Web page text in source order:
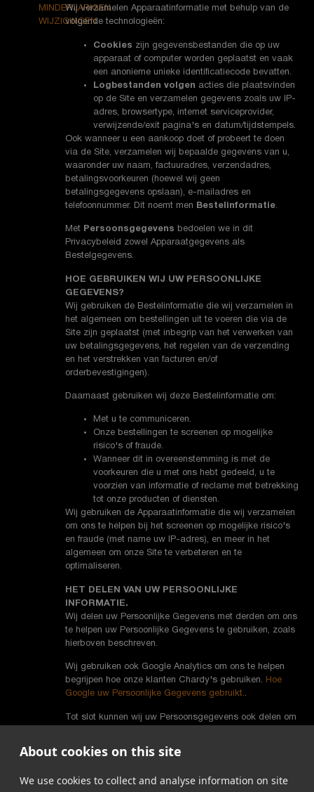
MINDERJARIGEN.
WIJZIGINGEN.
Wij verzamelen Apparaatinformatie met behulp van de
volgende technologieën:
Cookies zijn gegevensbestanden die op uw
apparaat of computer worden geplaatst en vaak
een anonieme unieke identificatiecode bevatten.
Logbestanden volgen acties die plaatsvinden
op de Site en verzamelen gegevens zoals uw IP-
adres, browsertype, internet serviceprovider,
verwijzende/exit pagina's en datum/tijdstempels.
Ook wanneer u een aankoop doet of probeert te doen
via de Site, verzamelen wij bepaalde gegevens van u,
waaronder uw naam, factuuradres, verzendadres,
betalingsvoorkeuren (hoewel wij geen
betalingsgegevens opslaan), e-mailadres en
telefoonnummer. Dit noemt men
Bestelinformatie.
Met Persoonsgegevens bedoelen we in dit
Privacybeleid zowel Apparaatgegevens als
Bestelgegevens.
HOE GEBRUIKEN WIJ UW PERSOONLIJKE
GEGEVENS?
Wij gebruiken de Bestelinformatie die wij verzamelen in
het algemeen om bestellingen uit te voeren die via de
Site zijn geplaatst (met inbegrip van het verwerken van
uw betalingsgegevens, het regelen van de verzending
en het verstrekken van facturen en/of
orderbevestigingen).
Daarnaast gebruiken wij deze Bestelinformatie om:
Met u te communiceren.
Onze bestellingen te screenen op mogelijke
risico's of fraude.
Wanneer dit in overeenstemming is met de
voorkeuren die u met ons hebt gedeeld, u te
voorzien van informatie of reclame met betrekking
tot onze producten of diensten.
Wij gebruiken de Apparaatinformatie die wij verzamelen
om ons te helpen bij het screenen op mogelijke risico's
en fraude (met name uw IP-adres), en meer in het
algemeen om onze Site te verbeteren en te
optimaliseren.
HET DELEN VAN UW PERSOONLIJKE
INFORMATIE.
Wij delen uw Persoonlijke Gegevens met derden om ons
te helpen uw Persoonlijke Gegevens te gebruiken, zoals
hierboven beschreven.
Wij gebruiken ook Google Analytics om ons te helpen
begrijpen hoe onze klanten Chardy's gebruiken. Hoe
Google uw Persoonlijke Gegevens gebruikt..
Tot slot kunnen wij uw Persoonsgegevens ook delen om
verzoeken om informatie die wij ontvangen, of om onze
About cookies on this site
We use cookies to collect and analyse information on site